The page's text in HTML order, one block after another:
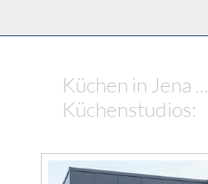
Küchen in Jena ...
Küchenstudios: